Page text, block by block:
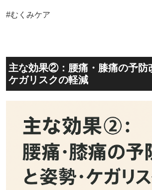
#むくみケア
主な効果②：腰痛・膝痛の予防
ケガリスクの軽減